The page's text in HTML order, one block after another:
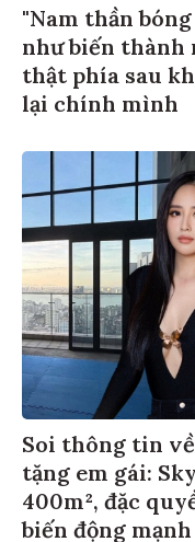
"Nam thần
như biến thành
thật phía sau
lại chính mình
Soi thông tin
tặng em gái:
400m², đặc
biến động